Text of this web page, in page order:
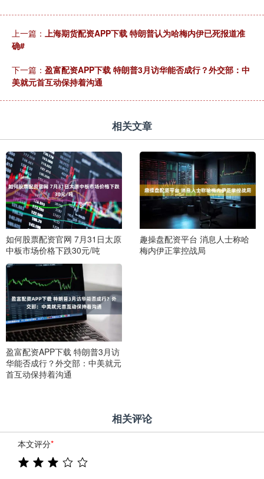
上一篇： 上海期货配资APP下载 特朗普认为哈梅内伊已死报道准
确#
下一篇： 盈富配资APP下载 特朗普3月访华能否成行？外交部：中
美就元首互动保持着沟通
相关文章
如何股票配资官网 7月31日太原
中板市场价格下跌30元/吨
趣操盘配资平台 消息人士称哈
梅内伊正掌控战局
盈富配资APP下载 特朗普3月访
华能否成行？外交部：中美就元
首互动保持着沟通
相关评论
本文评分*